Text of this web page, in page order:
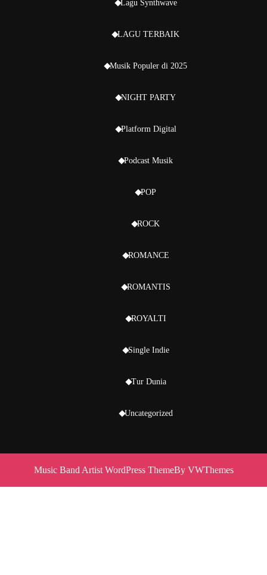
Lagu Synthwave
LAGU TERBAIK
Musik Populer di 2025
NIGHT PARTY
Platform Digital
Podcast Musik
POP
ROCK
ROMANCE
ROMANTIS
ROYALTI
Single Indie
Tur Dunia
Uncategorized
Music Band Artist WordPress ThemeBy VWThemes